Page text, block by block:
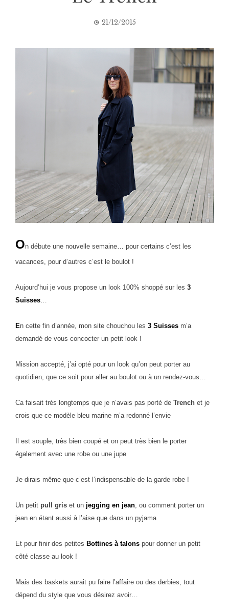
21/12/2015
On débute une nouvelle semaine… pour certains c’est les
vacances, pour d’autres c’est le boulot !
Aujourd’hui je vous propose un look 100% shoppé sur les 3
Suisses
En cette fin d’année, mon site chouchou les 3 Suisses m’a
demandé de vous concocter un petit look !
Mission accepté, j’ai opté pour un look qu’on peut porter au
quotidien, que ce soit pour aller au boulot ou à un rendez-vous…
Ca faisait très longtemps que je n’avais pas porté de Trench et je
crois que ce modèle bleu marine m’a redonné l’envie
Il est souple, très bien coupé et on peut très bien le porter
également avec une robe ou une jupe
Je dirais même que c’est l’indispensable de la garde robe !
Un petit pull gris et un jegging en jean , ou comment porter un
jean en étant aussi à l’aise que dans un pyjama
Et pour finir des petites Bottines à talons pour donner un petit
côté classe au look !
Mais des baskets aurait pu faire l’affaire ou des derbies, tout
dépend du style que vous désirez avoir…